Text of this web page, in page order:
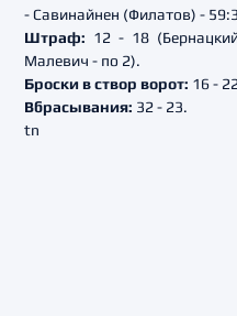
- Савинайнен (Филатов) -
Штраф: 12 - 18
Малевич - по 2).
Броски в створ ворот: 16 -
Вбрасывания: 32 - 23.
tn